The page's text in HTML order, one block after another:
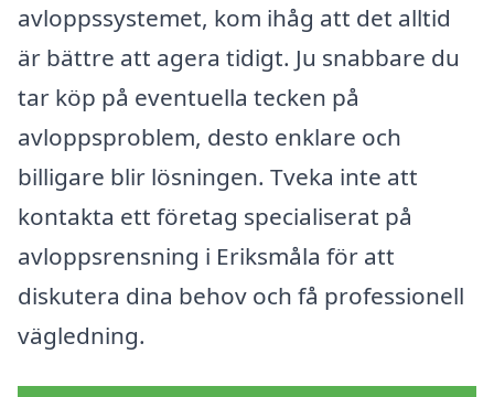
avloppssystemet, kom ihåg att det alltid
är bättre att agera tidigt. Ju snabbare du
tar köp på eventuella tecken på
avloppsproblem, desto enklare och
billigare blir lösningen. Tveka inte att
kontakta ett företag specialiserat på
avloppsrensning i Eriksmåla för att
diskutera dina behov och få professionell
vägledning.